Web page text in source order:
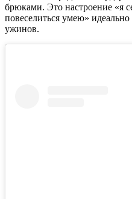
брюками. Это настроение «я
повеселиться умею»
ужинов.